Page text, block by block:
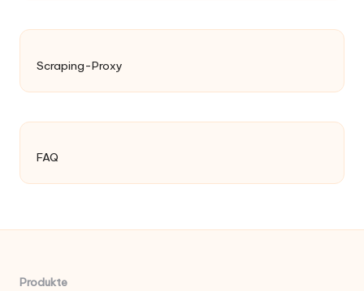
Scraping-Proxy
FAQ
Produkte